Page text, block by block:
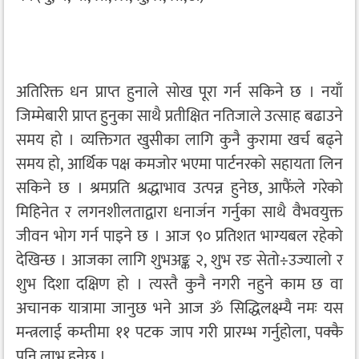
अतिरिक्त धन प्राप्त हुनाले सोख पूरा गर्न सकिने छ । नयाँ
जिम्मेबारी प्राप्त हुनुका साथै प्रतीक्षित नतिजाले उत्साह बढाउने
समय हो । व्यक्तिगत खुसीका लागि कुनै कुरामा खर्च बढ्ने
समय हो, आर्थिक पक्ष कमजोर भएमा पार्टनरको सहायता लिन
सकिने छ । श्रमप्रति श्रद्धाभाव उत्पन्न हुनेछ, आफैंले गरेको
मिहिनेत र लगनशीलताद्वारा धनार्जन गर्नुका साथै वैभवयुक्त
जीवन भोग गर्न पाइने छ । आज ९० प्रतिशत भाग्यबल रहेको
देखिन्छ । आजका लागि शुभअङ्क २, शुभ रङ सेतो÷उज्यालो र
शुभ दिशा दक्षिण हो । त्यस्तै कुनै नगरी नहुने काम छ वा
अचानक यात्रामा जानुछ भने आज ॐ सिद्धिलक्ष्म्यै नमः यस
मन्त्रलाई कम्तीमा ११ पटक जाप गरी प्रारम्भ गर्नुहोला, पक्कै